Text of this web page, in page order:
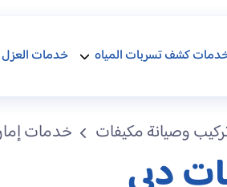
كشف تسربات المياه خدمات العزل
وصيانة مكيفات خدمات